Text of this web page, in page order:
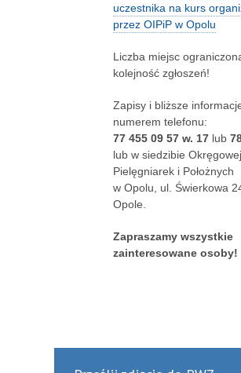
uczestnika na kurs
przez OIPiP w Opolu
Liczba miejsc
kolejność zgłoszeń!
Zapisy i bliższe
numerem telefonu:
77 455 09 57 w. 17 lub
lub w siedzibie
Pielęgniarek i Położnych
w Opolu, ul. Świerkowa
Opole.
Zapraszamy wszystkie
zainteresowane osoby!